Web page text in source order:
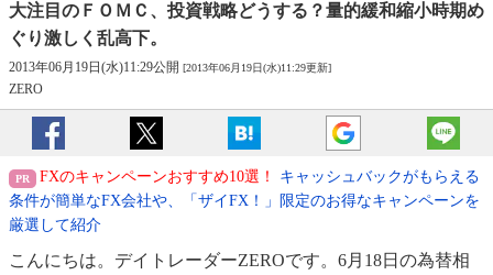
大注目のＦＯＭＣ、投資戦略どうする？量的緩和縮小時期め
ぐり激しく乱高下。
2013年06月19日(水)11:29公開 [2013年06月19日(水)11:29更新]
ZERO
FXのキャンペーンおすすめ10選！
キャッシュバックがもらえる
条件が簡単なFX会社や、「ザイFX！」限定のお得なキャンペーンを
厳選して紹介
こんにちは。デイトレーダーZEROです。6月18日の為替相